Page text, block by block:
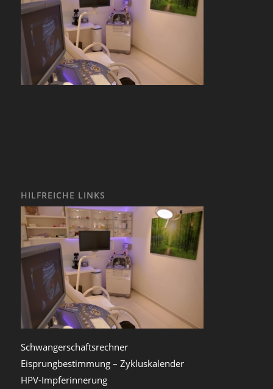
HILFREICHE LINKS
Schwangerschaftsrechner
Eisprungbestimmung – Zykluskalender
HPV-Impferinnerung